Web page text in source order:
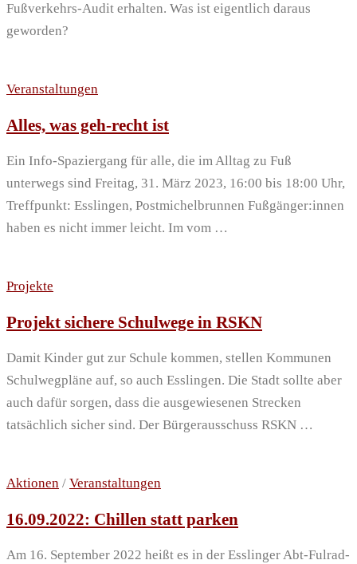
Fußverkehrs-Audit erhalten. Was ist eigentlich daraus
geworden?
Veranstaltungen
Alles, was geh-recht ist
Ein Info-Spaziergang für alle, die im Alltag zu Fuß
unterwegs sind Freitag, 31. März 2023, 16:00 bis 18:00 Uhr,
Treffpunkt: Esslingen, Postmichelbrunnen Fußgänger:innen
haben es nicht immer leicht. Im vom …
Projekte
Projekt sichere Schulwege in RSKN
Damit Kinder gut zur Schule kommen, stellen Kommunen
Schulwegpläne auf, so auch Esslingen. Die Stadt sollte aber
auch dafür sorgen, dass die ausgewiesenen Strecken
tatsächlich sicher sind. Der Bürgerausschuss RSKN …
Aktionen / Veranstaltungen
16.09.2022: Chillen statt parken
Am 16. September 2022 heißt es in der Esslinger Abt-Fulrad-